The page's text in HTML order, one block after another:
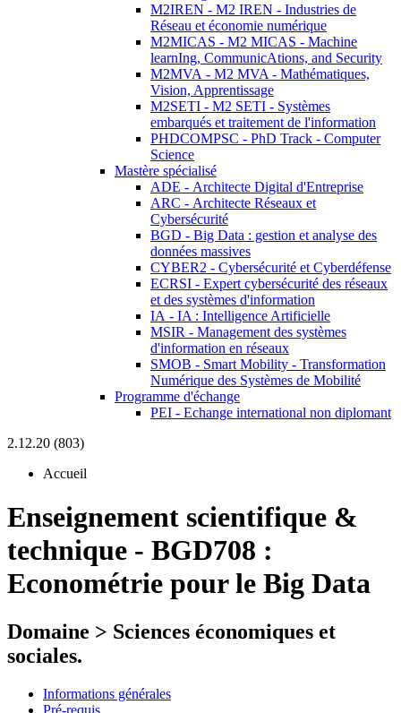
M2IREN - M2 IREN - Industries de
Réseau et économie numérique
M2MICAS - M2 MICAS - Machine
learnIng, CommunicAtions, and Security
M2MVA - M2 MVA - Mathématiques,
Vision, Apprentissage
M2SETI - M2 SETI - Systèmes
embarqués et traitement de l'information
PHDCOMPSC - PhD Track - Computer
Science
Mastère spécialisé
ADE - Architecte Digital d'Entreprise
ARC - Architecte Réseaux et
Cybersécurité
BGD - Big Data : gestion et analyse des
données massives
CYBER2 - Cybersécurité et Cyberdéfense
ECRSI - Expert cybersécurité des réseaux
et des systèmes d'information
IA - IA : Intelligence Artificielle
MSIR - Management des systèmes
d'information en réseaux
SMOB - Smart Mobility - Transformation
Numérique des Systèmes de Mobilité
Programme d'échange
PEI - Echange international non diplomant
2.12.20 (803)
Accueil
Enseignement scientifique &
technique - BGD708 :
Econométrie pour le Big Data
Domaine > Sciences économiques et
sociales.
Informations générales
Pré-requis